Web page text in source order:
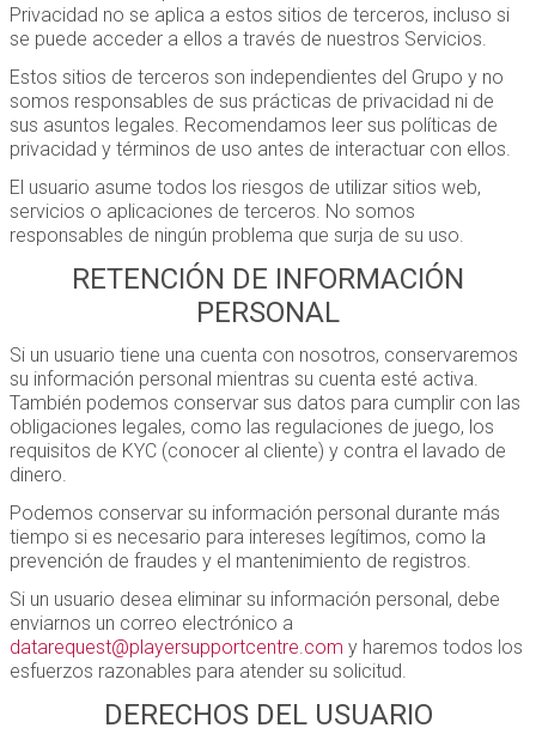
Privacidad no se aplica a estos sitios de terceros, incluso si
se puede acceder a ellos a través de nuestros Servicios.
Estos sitios de terceros son independientes del Grupo y no
somos responsables de sus prácticas de privacidad ni de
sus asuntos legales. Recomendamos leer sus políticas de
privacidad y términos de uso antes de interactuar con ellos.
El usuario asume todos los riesgos de utilizar sitios web,
servicios o aplicaciones de terceros. No somos
responsables de ningún problema que surja de su uso.
RETENCIÓN DE INFORMACIÓN
PERSONAL
Si un usuario tiene una cuenta con nosotros, conservaremos
su información personal mientras su cuenta esté activa.
También podemos conservar sus datos para cumplir con las
obligaciones legales, como las regulaciones de juego, los
requisitos de KYC (conocer al cliente) y contra el lavado de
dinero.
Podemos conservar su información personal durante más
tiempo si es necesario para intereses legítimos, como la
prevención de fraudes y el mantenimiento de registros.
Si un usuario desea eliminar su información personal, debe
enviarnos un correo electrónico a
datarequest@playersupportcentre.com y haremos todos los
esfuerzos razonables para atender su solicitud.
DERECHOS DEL USUARIO